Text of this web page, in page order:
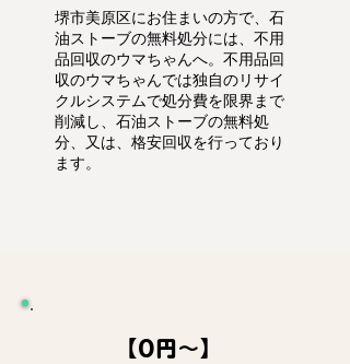
堺市美原区にお住まいの方で、石
油ストーブの無料処分には、不用
品回収のウマちゃんへ。不用品回
収のウマちゃんでは独自のリサイ
クルシステムで処分費を限界まで
削減し、石油ストーブの無料処
分、又は、格安回収を行っており
ます。
【0円～】